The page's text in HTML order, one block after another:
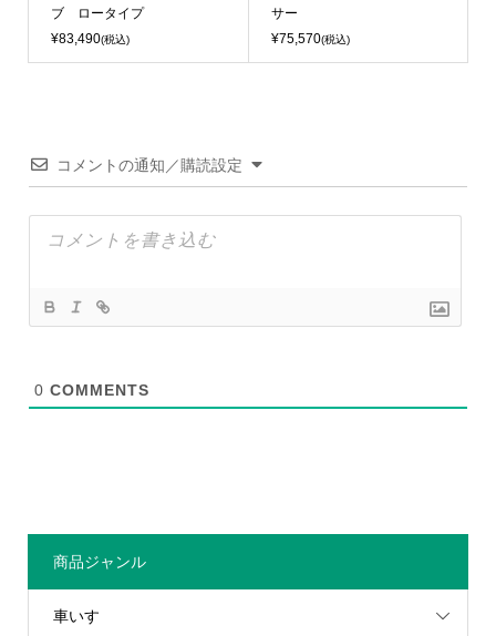
ブ ロータイプ
¥83,490(税込)
サー
¥75,570(税込)
コメントの通知／購読設定
0 COMMENTS
商品ジャンル
車いす